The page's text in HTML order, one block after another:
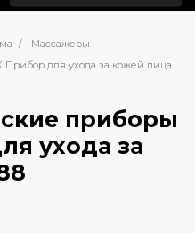
/
Массажеры
Прибор для ухода за кожей лица
приборы
ухода за